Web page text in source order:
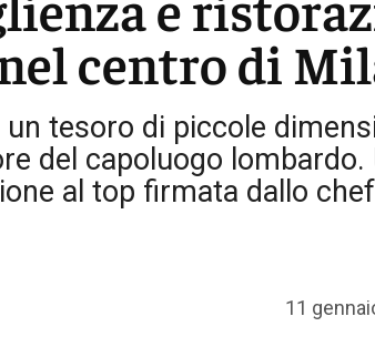
centro di
tesoro di piccole
del capoluogo lombardo.
al top firmata dallo
11